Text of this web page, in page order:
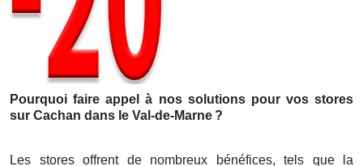
Pourquoi faire appel à nos solutions pour vos stores
sur Cachan dans le Val-de-Marne ?
Les stores offrent de nombreux bénéfices, tels que la